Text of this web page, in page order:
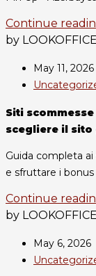
Continue
by LOOKOFFICE
May 11, 2026
Siti
scegliere il sito
Guida completa
e sfruttare i bonus
Continue
by LOOKOFFICE
May 6, 2026